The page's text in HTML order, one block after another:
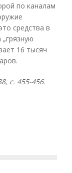
по каналам
средства в
16 тысяч
с. 455-456.